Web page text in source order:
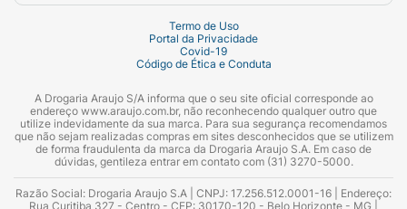
Termo de Uso
Portal da Privacidade
Covid-19
Código de Ética e Conduta
A Drogaria Araujo S/A informa que o seu site oficial corresponde ao
endereço www.araujo.com.br, não reconhecendo qualquer outro que
utilize indevidamente da sua marca. Para sua segurança recomendamos
que não sejam realizadas compras em sites desconhecidos que se utilizem
de forma fraudulenta da marca da Drogaria Araujo S.A. Em caso de
dúvidas, gentileza entrar em contato com (31) 3270-5000.
Razão Social: Drogaria Araujo S.A | CNPJ: 17.256.512.0001-16 | Endereço:
Rua Curitiba 327 - Centro - CEP: 30170-120 - Belo Horizonte - MG |